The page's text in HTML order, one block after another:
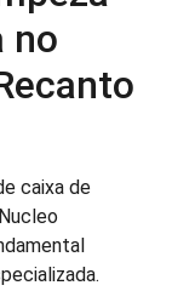
no
caixa de